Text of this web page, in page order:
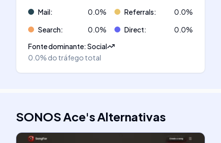
Mail: 0.0% Referrals: 0.0%
Search: 0.0% Direct: 0.0%
Fonte dominante:Social
0.0% do tráfego total
SONOS Ace'sAlternativas